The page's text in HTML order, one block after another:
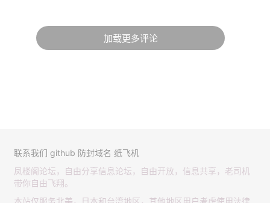
加载更多评论
联系我们 github 防封域名 纸飞机
凤楼阁论坛，自由分享信息论坛，自由开放，信息共享，老司机
带你自由飞翔。
本站仅服务北美，日本和台湾地区，其他地区用户考虑使用法律